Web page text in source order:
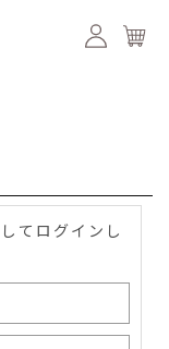
てログインし